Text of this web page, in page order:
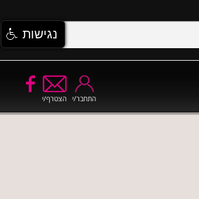
הצטרף/י התחבר/י
נגישות